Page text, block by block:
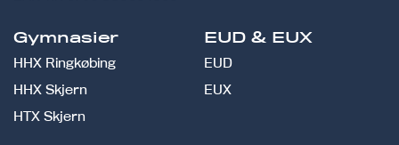
Gymnasier
HHX Ringkøbing
HHX Skjern
HTX Skjern
EUD & EUX
EUD
EUX